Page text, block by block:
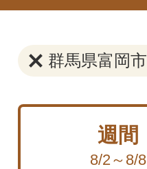
群馬県富岡市
週間
8/2～8/8